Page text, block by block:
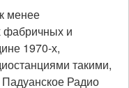
менее
фабричных и
1970-х,
такими,
Радио